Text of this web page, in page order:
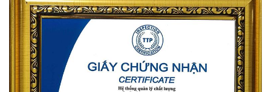
>> Xem thêm: 99+ mẫu đèn năng lượng mặt trời sáng 12 giờ
chỉ từ 249.000đ
Chống thấm IP67
Đèn năng lượng mặt trời 40w FL 40 đáp ứng được tiêu chuẩn
chống thấm nước IP67, cho phép bạn sử dụng sản phẩm trong